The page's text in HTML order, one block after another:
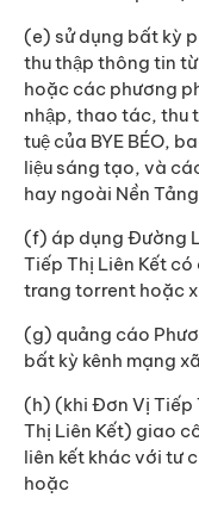
(e) sử dụng bất kỳ
thu thập thông tin
hoặc các phương
nhập, thao tác, thu
tuệ của BYE BÉO,
liệu sáng tạo, và
hay ngoài Nền
(f) áp dụng Đường
Tiếp Thị Liên Kết
trang torrent hoặc
(g) quảng cáo
bất kỳ kênh mạng
(h) (khi Đơn Vị Tiếp
Thị Liên Kết) giao
liên kết khác với tư
hoặc